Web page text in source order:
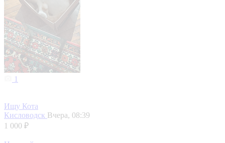
1
Ищу Кота
Кисловодск Вчера, 08:39
1 000 ₽